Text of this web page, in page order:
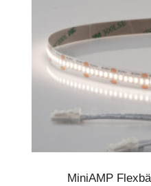
MiniAMP